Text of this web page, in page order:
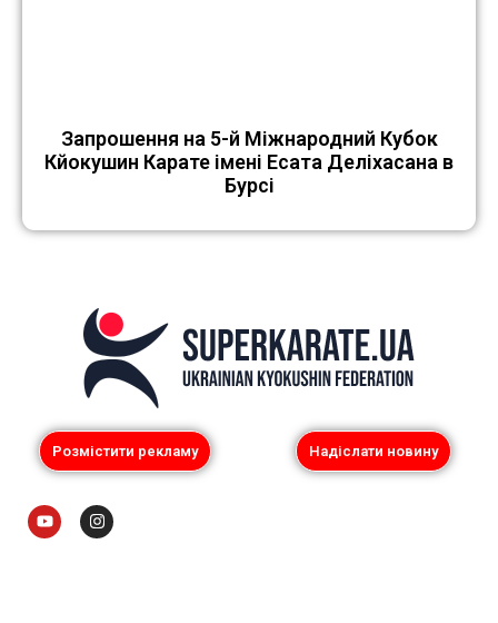
Запрошення на 5-й Міжнародний Кубок
Кйокушин Карате імені Есата Деліхасана в
Бурсі
Розмістити рекламу Надіслати новину